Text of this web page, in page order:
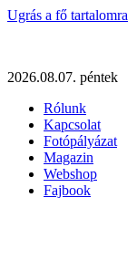
Ugrás a fő tartalomra
2026.08.07. péntek
Rólunk
Kapcsolat
Fotópályázat
Magazin
Webshop
Fajbook